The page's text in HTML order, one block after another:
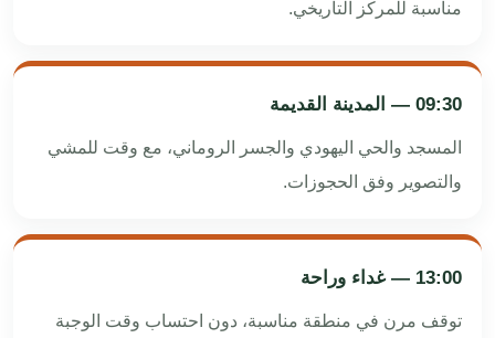
مناسبة للمركز التاريخي.
09:30 — المدينة القديمة
المسجد والحي اليهودي والجسر الروماني، مع وقت للمشي
والتصوير وفق الحجوزات.
13:00 — غداء وراحة
توقف مرن في منطقة مناسبة، دون احتساب وقت الوجبة